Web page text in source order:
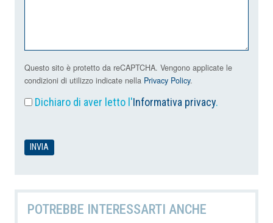
Questo sito è protetto da reCAPTCHA. Vengono applicate le
condizioni di utilizzo indicate nella Privacy Policy.
Dichiaro di aver letto l'Informativa privacy.
POTREBBE INTERESSARTI ANCHE